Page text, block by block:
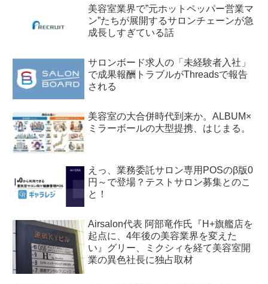
美容室業界で”元ホットペッパー営業マ
ン”たちが展開するサロンチェーンが急
成長しすぎている話
サロンボード求人の「未経験者入社」
で成果報酬トラブルがThreadsで報告
される
美容室の大合併時代到来か。ALBUM×
ミラーボールの大型提携、はじまる。
えっ、業務委託サロン専用POSのβ版0
円～で登場？テストサロン募集とのこ
と！
Airsalon代表 阿部竜作氏『H+旗艦店を
起点に、4年後の美容業界を変えた
い』グリー、ミクシィを経て美容室開
業の異色社長に独占取材